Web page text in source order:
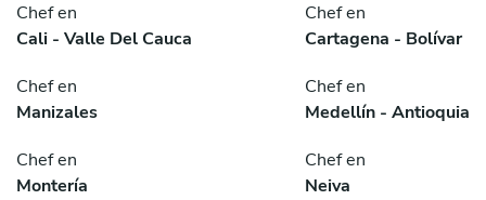
Chef en
Cali - Valle Del Cauca
Chef en
Cartagena - Bolívar
Chef en
Manizales
Chef en
Medellín - Antioquia
Chef en
Montería
Chef en
Neiva